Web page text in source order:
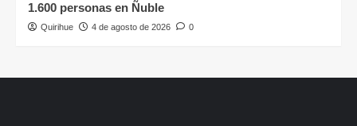
1.600 personas en Ñuble
Quirihue 4 de agosto de 2026 0